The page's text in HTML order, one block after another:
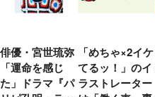
俳優・宮世琉弥
「運命を感じ
た」ドラマ『パ
「めちゃ×2イケ
てるッ！」のイ
ラストレーター